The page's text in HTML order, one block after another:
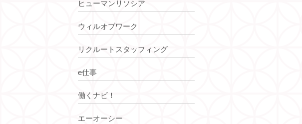
ヒューマンリソシア
ウィルオブワーク
リクルートスタッフィング
e仕事
働くナビ！
エーオーシー